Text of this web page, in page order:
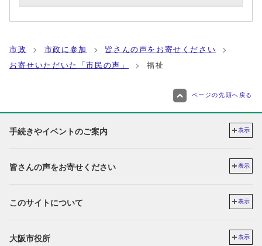
市政 市政に参加
皆さんの声をお寄せください
お寄せいただいた「市民の声」
福祉
ページの先頭へ戻る
手続きやイベントのご案内 表示
皆さんの声をお寄せください 表示
このサイトについて 表示
大阪市役所 表示